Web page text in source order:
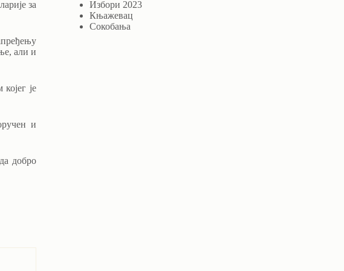
за
али и
је
и
добро
Избори 2023
Књажевац
Сокобања